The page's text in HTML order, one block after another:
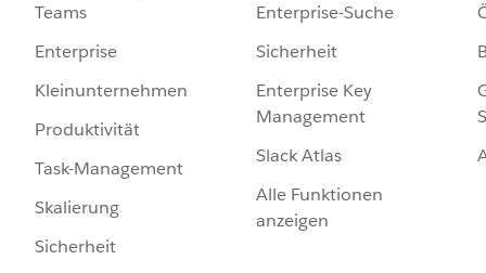
Teams
Enterprise
Kleinunternehmen
Produktivität
Task-Management
Skalierung
Sicherheit
Enterprise-Suche
Sicherheit
Enterprise Key
Management
Slack Atlas
Alle Funktionen
anzeigen